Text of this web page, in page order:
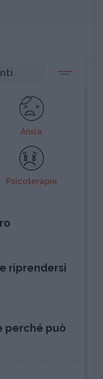
Ansia
Psicoterapie
riprendersi
perché può